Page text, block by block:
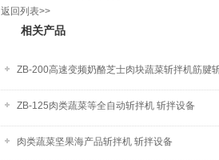
返回列表>>
相关产品
ZB-200高速变频奶酪芝士肉块蔬菜斩拌机筋腱
ZB-125肉类蔬菜等全自动斩拌机 斩拌设备
肉类蔬菜坚果海产品斩拌机 斩拌设备